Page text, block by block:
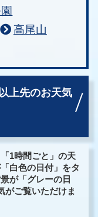
高尾山
上先のお天気
1時間ごと」の天
白色の日付」をタ
が「グレーの日
がご覧いただけま